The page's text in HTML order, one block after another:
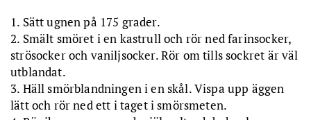
1. Sätt ugnen på 175 grader.
2. Smält smöret i en kastrull och rör ned farinsocker,
strösocker och vaniljsocker. Rör om tills sockret är väl
utblandat.
3. Häll smörblandningen i en skål. Vispa upp äggen
lätt och rör ned ett i taget i smörsmeten.